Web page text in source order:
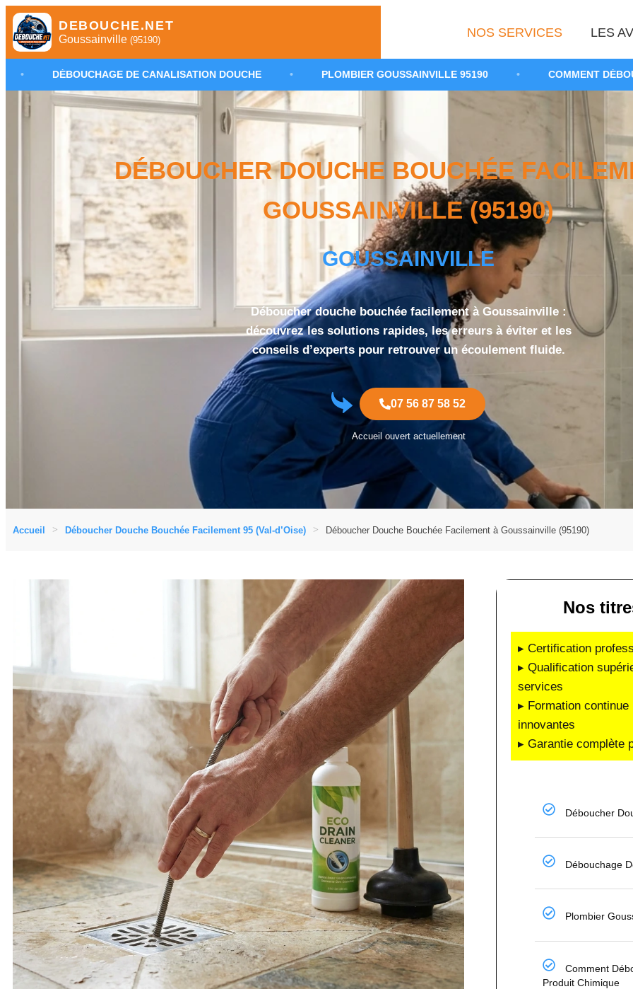
DEBOUCHE.NET
Goussainville (95190)
NOS SERVICES LES
DE CANALISATION DOUCHE • PLOMBIER GOUSSAINVILLE 95190 • COMMENT DÉBOUCHER UNE
DÉBOUCHER DOUCHE BOUCHÉE
GOUSSAINVILLE (95190)
GOUSSAINVILLE
Déboucher douche bouchée facilement à Goussainville :
découvrez les solutions rapides, les erreurs à éviter et les
conseils d’experts pour retrouver un écoulement fluide.
07 56 87 58 52
Accueil ouvert actuellement
Accueil Déboucher Douche Bouchée Facilement 95 (Val-d’Oise) Déboucher Douche Bouchée Facilement à Goussainville (95190)
Nos
▸ Certification
▸ Qualification
services
▸ Formation
innovantes
▸ Garantie complète
Déboucher
Débouchage
Plombier
Comment
Produit Chimique